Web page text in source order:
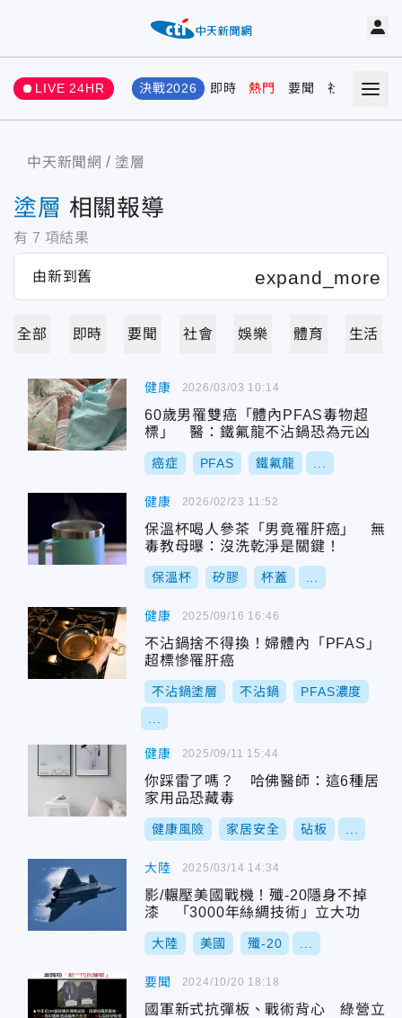
LIVE 24HR 決戰2026 即時 熱門 要聞 社會 娛樂
中天新聞網 塗層
塗層 相關報導
有 7 項結果
全部 即時 要聞 社會 娛樂 體育 生活
健康
60歲男罹雙癌「體內PFAS毒物超
標」 醫：鐵氟龍不沾鍋恐為元凶
癌症 PFAS 鐵氟龍
2026/03/03 10:14
健康
保溫杯喝人參茶「男竟罹肝癌」 無
毒教母曝：沒洗乾淨是關鍵！
保溫杯 矽膠 杯蓋
2026/02/23 11:52
健康
不沾鍋捨不得換！婦體內「PFAS」
超標慘罹肝癌
不沾鍋塗層 不沾鍋 PFAS濃度
2025/09/16 16:46
健康
你踩雷了嗎？ 哈佛醫師：這6種居
家用品恐藏毒
健康風險 家居安全 砧板
2025/09/11 15:44
大陸
影/輾壓美國戰機！殲-20隱身不掉
漆 「3000年絲綢技術」立大功
大陸 美國 殲-20
2025/03/14 14:34
要聞
國軍新式抗彈板、戰術背心 綠營立
2024/10/20 18:18